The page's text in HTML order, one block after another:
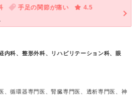
手足の関節が痛い
4.5
内科、整形外科、リハビリテーション科、眼
、循環器専門医、腎臓専門医、透析専門医、神